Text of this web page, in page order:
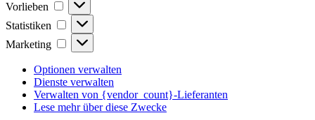
Vorlieben
Statistiken
Marketing
Optionen verwalten
Dienste verwalten
Verwalten von {vendor_count}-Lieferanten
Lese mehr über diese Zwecke